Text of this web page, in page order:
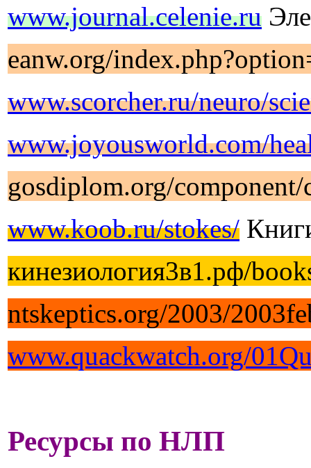
www.journal.celenie.ru
eanw.org/
www.scorcher.ru/neuro/
www.joyousworld.com/
gosdiplom.org/
www.koob.ru/stokes/
кинезиология3в1.рф/
ntskeptics.org/2003/
www.quackwatch.org/
Ресурсы по НЛП